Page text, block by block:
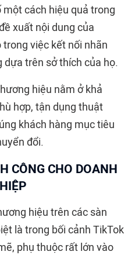
cách hiệu quả trong
xuất nội dung của
việc kết nối nhãn
dựa trên sở thích của họ.
hiệu nằm ở khả
hợp, tận dụng thuật
khách hàng mục tiêu
đổi.
CÔNG CHO DOANH
hiệu trên các sàn
là trong bối cảnh TikTok
phụ thuộc rất lớn vào